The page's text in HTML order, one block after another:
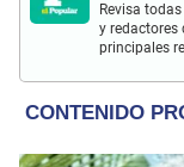
Revisa
y redactores
principales